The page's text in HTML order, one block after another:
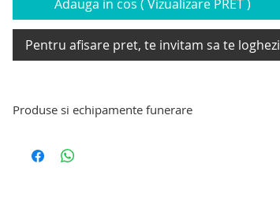
Adauga in cos ( Vizualizare PRET )
Pentru afisare pret, te invitam sa te loghezi
Produse si echipamente funerare
targa de transport decedati, targa de recuperare